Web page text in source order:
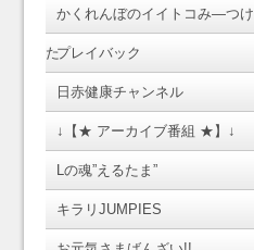
かくれんぼのイイトコみ―つけ
たプレイバック
日赤健康チャンネル
↓【★ アーカイブ番組 ★】↓
Lの魂”えるたま”
キラリJUMPIES